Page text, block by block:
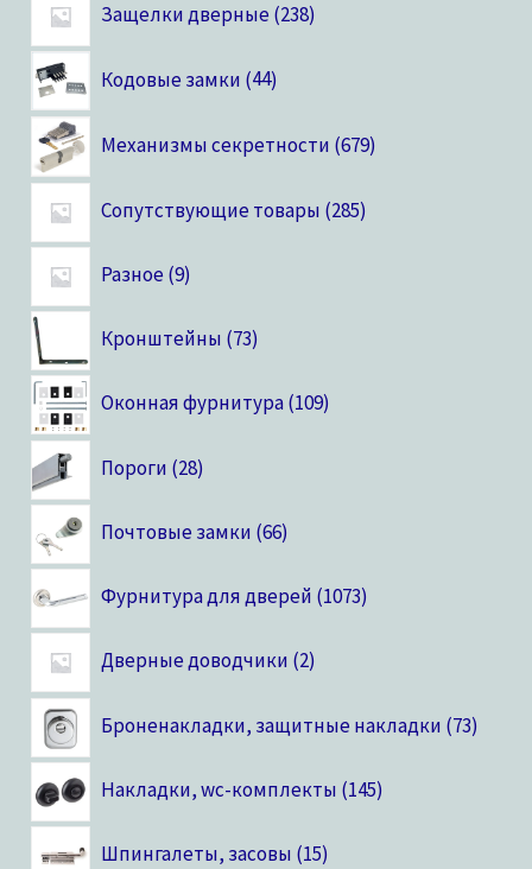
Защелки дверные 238
Кодовые замки 44
Механизмы секретности 679
Сопутствующие товары 285
Разное 9
Кронштейны 73
Оконная фурнитура 109
Пороги 28
Почтовые замки 66
Фурнитура для дверей 1073
Дверные доводчики 2
Броненакладки, защитные накладки 73
Накладки, wc-комплекты 145
Шпингалеты, засовы 15